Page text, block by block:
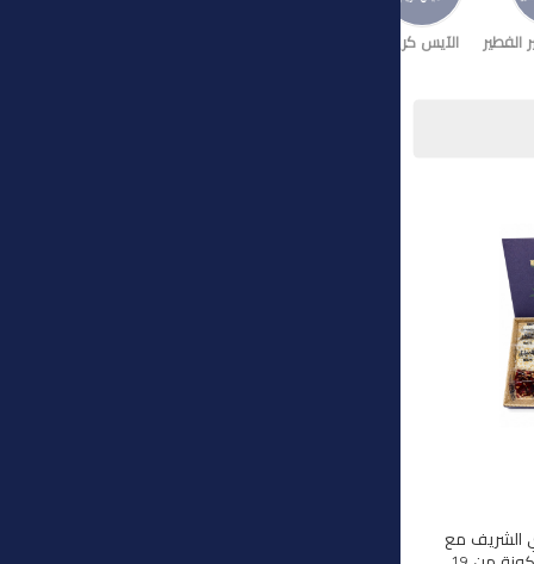
الفطير الآيس كريم
الشريف مع